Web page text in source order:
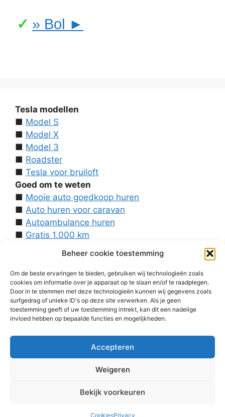
Beheer cookie toestemming
Om de beste ervaringen te bieden, gebruiken wij technologieën zoals
cookies om informatie over je apparaat op te slaan en/of te raadplegen.
Door in te stemmen met deze technologieën kunnen wij gegevens zoals
surfgedrag of unieke ID's op deze site verwerken. Als je geen
toestemming geeft of uw toestemming intrekt, kan dit een nadelige
invloed hebben op bepaalde functies en mogelijkheden.
Accepteren
Weigeren
Bekijk voorkeuren
CookiesPrivacy
» Bol ►
Tesla modellen
■ Model S
■ Model X
■ Model 3
■ Roadster
■ Tesla voor bruiloft
Goed om te weten
■ Mooie auto goedkoop huren
■ Auto huren voor caravan
■ Autoambulance huren
■ Gratis 1.000 km
■Voorwaarden
■Disclaimer
■Cookies
■Privacy
■Homepage
© 2026 Huren Tesla• Gebouwd met